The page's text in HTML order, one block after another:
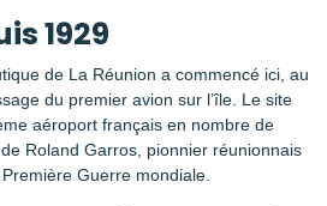
1929
de La Réunion a commencé ici, au
du premier avion sur l’île. Le site
aéroport français en nombre de
Roland Garros, pionnier réunionnais
Guerre mondiale.